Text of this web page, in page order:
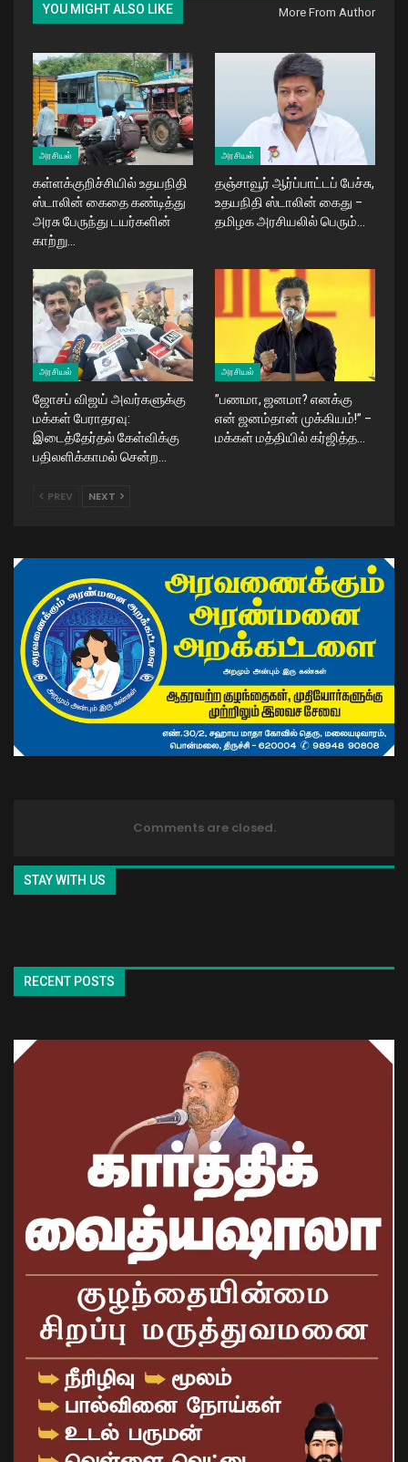
YOU MIGHT ALSO LIKE More From Author
அரசியல்
கள்ளக்குறிச்சியில் உதயநிதி
ஸ்டாலின் கைதை கண்டித்து
அரசு பேருந்து டயர்களின்
காற்று…
அரசியல்
தஞ்சாவூர் ஆர்ப்பாட்டப் பேச்சு,
உதயநிதி ஸ்டாலின் கைது –
தமிழக அரசியலில் பெரும்…
அரசியல்
ஜோசப் விஜய் அவர்களுக்கு
மக்கள் பேராதரவு:
இடைத்தேர்தல் கேள்விக்கு
பதிலளிக்காமல் சென்ற…
அரசியல்
​”பணமா, ஜனமா? எனக்கு
என் ஜனம்தான் முக்கியம்!” –
மக்கள் மத்தியில் கர்ஜித்த…
PREV NEXT
Comments are closed.
STAY WITH US
RECENT POSTS